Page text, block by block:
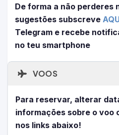
De forma a não perderes
sugestões subscreve
Telegram e recebe
no teu smartphone
VOOS
Para reservar, alterar
informações sobre o voo
nos links abaixo!